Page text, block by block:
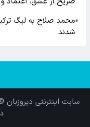
●محمد صلاح به لیگ
شدند
سایت اینترنتی